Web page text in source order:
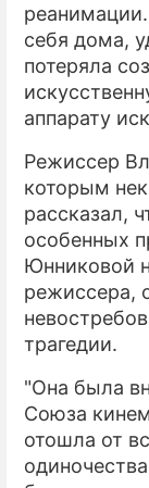
себя дома,
потеряла
аппарату
Режиссер
которым
рассказал,
особенных
Юнниковой
режиссера,
трагедии.
"Она была
Союза
отошла от